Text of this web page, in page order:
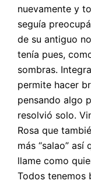
nuevamente y
seguía
de su antiguo
tenía pues,
sombras.
permite hacer
pensando algo
resolvió solo.
Rosa que
más “salao”
llame como
Todos tenemos